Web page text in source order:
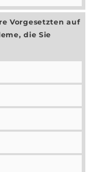
Vorgesetzten auf
die Sie